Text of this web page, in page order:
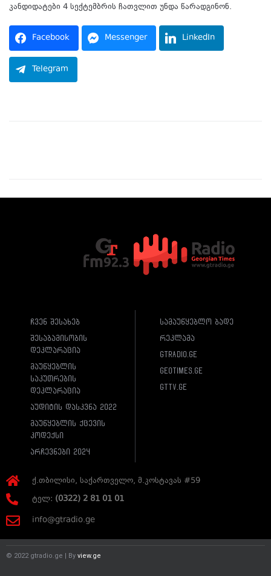
კანდიდატები 4 სექტემბრის ჩათვლით უნდა წარადგინონ.
Facebook Messenger LinkedIn
Telegram
ჩვენ შესახებ
შესაბამისობის
დეკლარაცია
მაუწყებლის
საკუთრების
დეკლარაცია
აუდიტის დასკვნა 2022
მაუწყებლის ქცევის
კოდექსი
არჩევნები 2024
სამაუწყებლო ბადე
რეკლამა
gtradio.ge
geotimes.ge
gttv.ge
ქ.თბილისი, საქართველო, მ.კოსტავას #59
ტელ: (0322) 2 81 01 01
info@gtradio.ge
© 2022 gtradio.ge | By view.ge